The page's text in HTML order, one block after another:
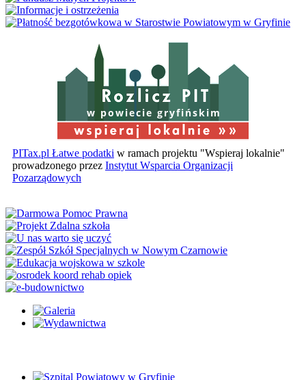
w powiecie gryfińskim
PITax.pl Łatwe podatki w ramach projektu "Wspieraj lokalnie"
prowadzonego przez Instytut Wsparcia Organizacji
Pozarządowych